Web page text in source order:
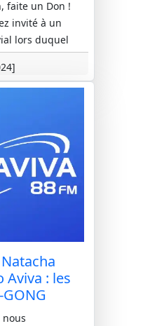
faite un Don !
invité à un
lors duquel
;...
Aviva : les